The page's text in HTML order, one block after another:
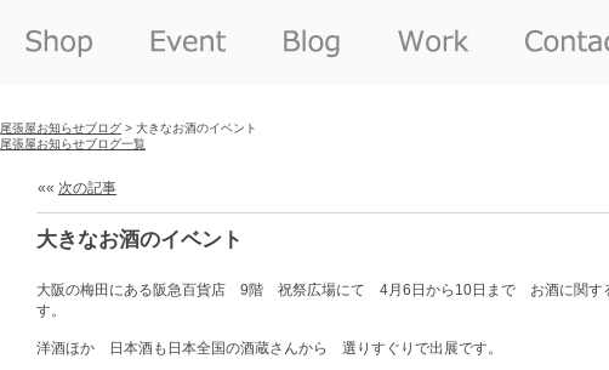
尾張屋お知らせブログ > 大きなお酒のイベント
尾張屋お知らせブログ一覧
«« 次の記事
大きなお酒のイベント
大阪の梅田にある阪急百貨店 9階 祝祭広場にて 4月6日から10日まで お酒に関す
す。
洋酒ほか 日本酒も日本全国の酒蔵さんから 選りすぐりで出展です。